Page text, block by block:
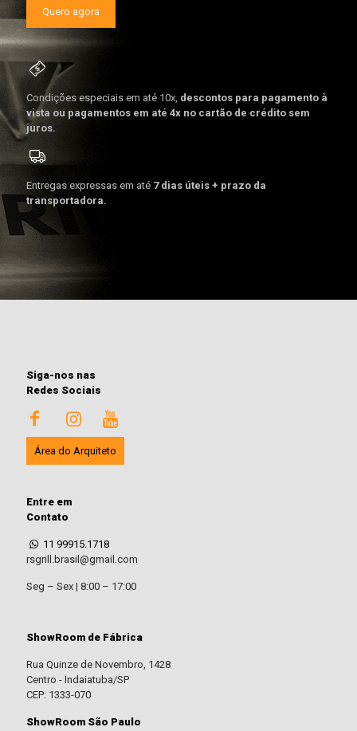
Quero agora
Condições especiais em até 10x, descontos para pagamento à
vista ou pagamentos em até 4x no cartão de crédito sem
juros.
Entregas expressas em até 7 dias úteis + prazo da
transportadora.
Siga-nos nas
Redes Sociais
Área do Arquiteto
Entre em
Contato
11 99915.1718
rsgrill.brasil@gmail.com
Seg – Sex | 8:00 – 17:00
ShowRoom de Fábrica
Rua Quinze de Novembro, 1428
Centro - Indaiatuba/SP
CEP: 1333-070
ShowRoom São Paulo